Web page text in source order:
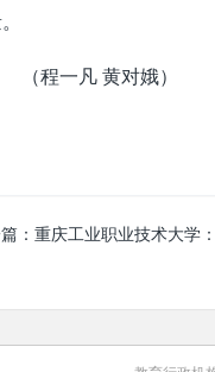
（程一凡 黄对娥）
： 重庆工业职业技术大学